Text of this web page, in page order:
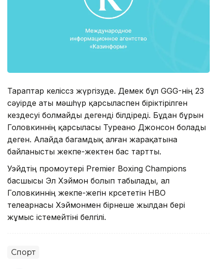
Тараптар келіссөз жүргізуде. Демек бұл GGG-нің 23
сәуірде аты мәшһүр қарсыласпен біріктірілген
кездесуі болмайды дегенді білдіреді. Бұдан бұрын
Головкиннің қарсыласы Туреано Джонсон болады
деген. Алайда багамдық алған жарақатына
байланысты жекпе-жектен бас тартты.
Уэйдтің промоутері Premier Boxing Champions
басшысы Эл Хэймон болып табылады, ал
Головкиннің жекпе-жегін көрсететін НВО
телеарнасы Хэймонмен бірнеше жылдан бері
жұмыс істемейтіні белгілі.
Спорт